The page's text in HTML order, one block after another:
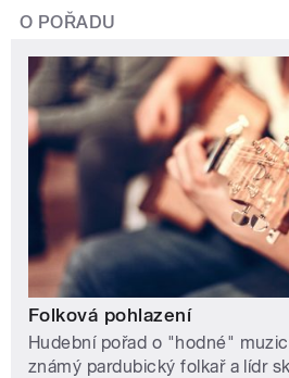
O POŘADU
Folková pohlazení
Hudební pořad o "hodné"
známý pardubický folkař a lídr